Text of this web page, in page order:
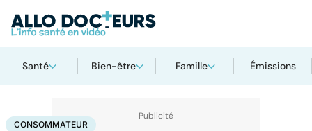
Santé Bien-être Famille Émissions
AccueilSantéConsommateur
CONSOMMATEUR